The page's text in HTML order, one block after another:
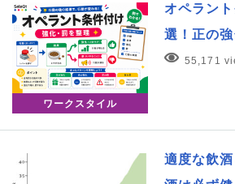
ワークスタイル
オペラン
選！正の
55,171
適度な飲